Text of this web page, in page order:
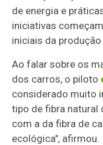
de energia e
iniciativas
iniciais da
Ao falar sobre os
dos carros, o piloto
considerado muito
tipo de fibra natural
com a da fibra de
ecológica", afirmou.